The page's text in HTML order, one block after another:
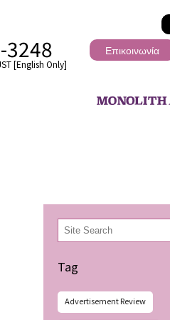
3248
[English Only]
Επικοινωνία
検
索
Tag
Advertisement Review